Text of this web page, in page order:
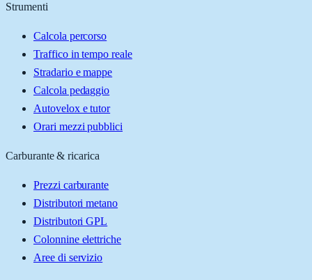
Strumenti
Calcola percorso
Traffico in tempo reale
Stradario e mappe
Calcola pedaggio
Autovelox e tutor
Orari mezzi pubblici
Carburante & ricarica
Prezzi carburante
Distributori metano
Distributori GPL
Colonnine elettriche
Aree di servizio